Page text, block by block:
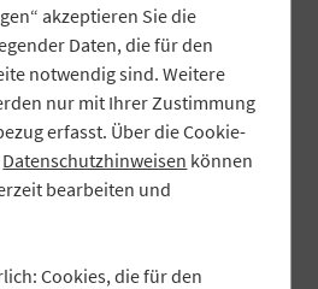
zur Finanzierung
weniger
zurücklegen, dass der
nicht
solche Privilegierung
ich für gefährlich. Es ist
solche Projekte per se
akzeptieren Sie die
Daten, die für den
notwendig sind. Weitere
nur mit Ihrer Zustimmung
erfasst. Über die Cookie-
Datenschutzhinweisen können
bearbeiten und
Cookies, die für den